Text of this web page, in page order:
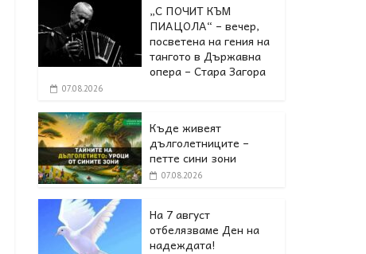
„С ПОЧИТ КЪМ
ПИАЦОЛА“ – вечер,
посветена на гения на
тангото в Държавна
опера – Стара Загора
07.08.2026
Къде живеят
дълголетниците –
петте сини зони
07.08.2026
На 7 август
отбелязваме Ден на
надеждата!